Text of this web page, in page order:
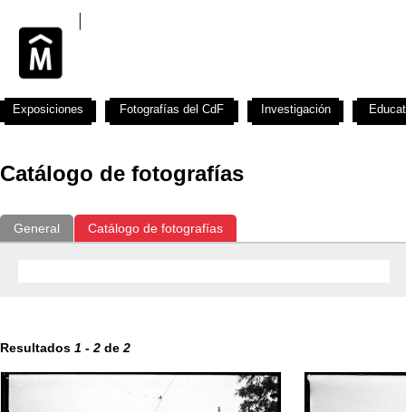
Catálogo de fotografías
General Catálogo de fotografías
Resultados 1 - 2 de 2
Exposiciones Fotografías del CdF Investigación